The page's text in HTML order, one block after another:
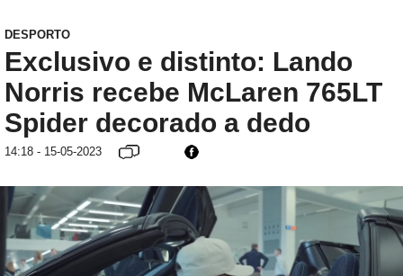
DESPORTO
Exclusivo e distinto: Lando
Norris recebe McLaren 765LT
Spider decorado a dedo
14:18 - 15-05-2023